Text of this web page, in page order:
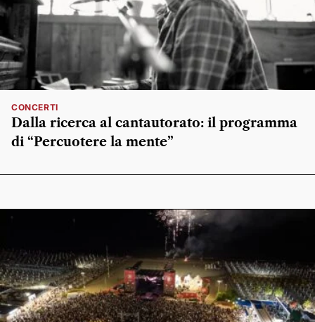
CONCERTI
Dalla ricerca al cantautorato: il programma
di “Percuotere la mente”